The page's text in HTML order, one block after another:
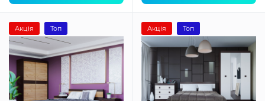
Акція Топ Акція Топ